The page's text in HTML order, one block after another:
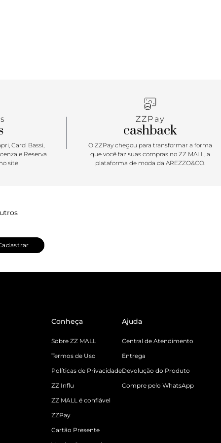
Carol Bassi,
e Reserva
site
ZZPay
cashback
O ZZPay chegou para transformar a forma
que você faz suas compras no ZZ MALL, a
plataforma de moda da AREZZO&CO.
Conheça
Sobre ZZ MALL
Termos de Uso
Políticas de Privacidade
ZZ Influ
ZZ MALL é confiável
ZZPay
Cartão Presente
Ajuda
Central de Atendimento
Entrega
Devolução do Produto
Compre pelo WhatsApp